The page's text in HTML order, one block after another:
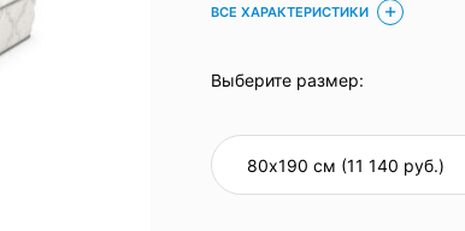
ВСЕ ХАРАКТЕРИСТИКИ
Выберите размер: